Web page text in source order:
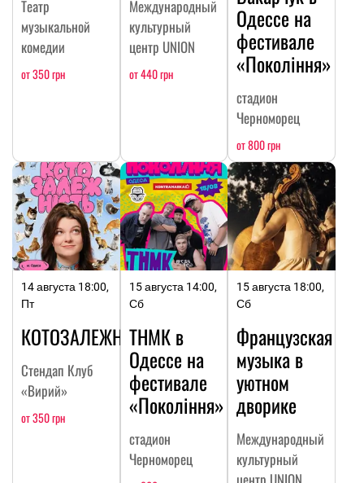
Театр
музыкальной
комедии
от 350 грн
Международный
культурный
центр UNION
от 440 грн
Одессе на
фестивале
«Покоління»
стадион
Черноморец
от 800 грн
14 августа 18:00,
Пт
КОТОЗАЛЕЖНОСТЬ
Стендап Клуб
«Вирий»
от 350 грн
15 августа 14:00,
Сб
ТНМК в
Одессе на
фестивале
«Покоління»
стадион
Черноморец
15 августа 18:00,
Сб
Французская
музыка в
уютном
дворике
Международный
культурный